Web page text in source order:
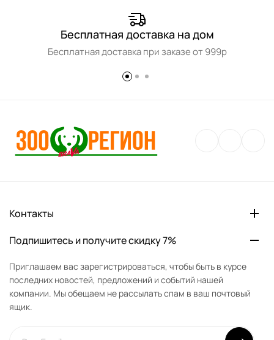
Бесплатная доставка на дом
Бесплатная доставка при заказе от 999р
Контакты
Подпишитесь и получите скидку 7%
Приглашаем вас зарегистрироваться, чтобы быть в курсе
последних новостей, предложений и событий нашей
компании. Мы обещаем не рассылать спам в ваш почтовый
ящик.